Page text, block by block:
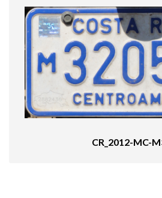
CR_2012-MC-